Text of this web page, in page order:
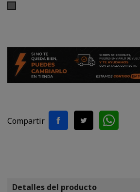
Compartir
Detalles del producto